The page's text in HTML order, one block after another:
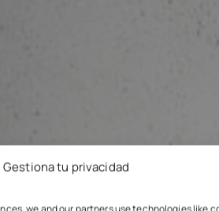
Gestiona tu privacidad